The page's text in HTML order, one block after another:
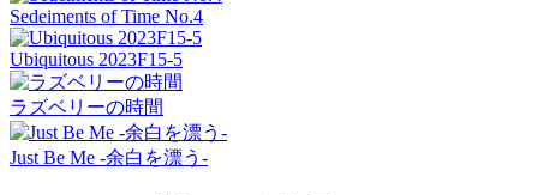
Sedeiments of Time No.4
Ubiquitous 2023F15-5
ラズベリーの時間
Just Be Me -余白を漂う-